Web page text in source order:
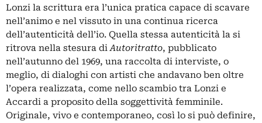
Lonzi la scrittura era l’unica pratica capace di scavare
nell’animo e nel vissuto in una continua ricerca
dell’autenticità dell’io. Quella stessa autenticità la si
ritrova nella stesura diAutoritratto, pubblicato
nell’autunno del 1969, una raccolta di interviste, o
meglio, di dialoghi con artisti che andavano ben oltre
l’opera realizzata, come nello scambio tra Lonzi e
Accardi a proposito della soggettività femminile.
Originale, vivo e contemporaneo, così lo si può definire,